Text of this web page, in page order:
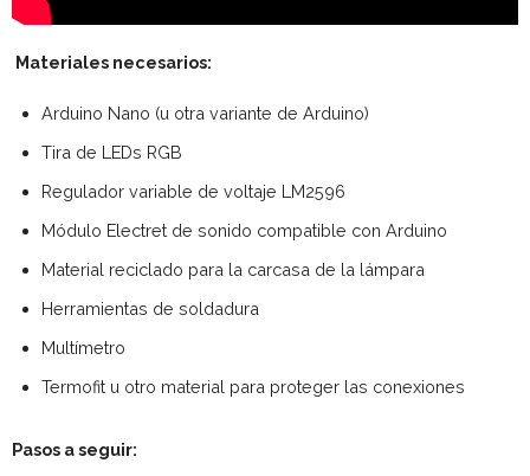
Materiales necesarios:
Arduino Nano (u otra variante de Arduino)
Tira de LEDs RGB
Regulador variable de voltaje LM2596
Módulo Electret de sonido compatible con Arduino
Material reciclado para la carcasa de la lámpara
Herramientas de soldadura
Multímetro
Termofit u otro material para proteger las conexiones
Pasos a seguir: